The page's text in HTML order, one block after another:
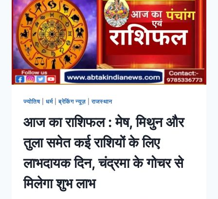
ज्योतिष|धर्म|ब्रेकिंग न्यूज़| राजस्थान
आज का राशिफल : मेष, मिथुन और
तुला समेत कई राशियों के लिए
लाभदायक दिन, चंद्रमा के गोचर से
मिलेगा शुभ लाभ